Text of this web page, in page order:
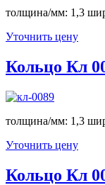
толщина/мм: 1,3
Уточнить цену
Кольцо Кл
толщина/мм: 1,3
Уточнить цену
Кольцо Кл